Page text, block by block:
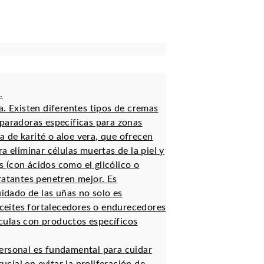
Existen diferentes tipos de cremas
específicas para zonas
de karité o aloe vera, que ofrecen
eliminar células muertas de la piel y
(con ácidos como el glicólico o
penetren mejor. Es
de las uñas no solo es
fortalecedores o endurecedores
con productos específicos
es fundamental para cuidar